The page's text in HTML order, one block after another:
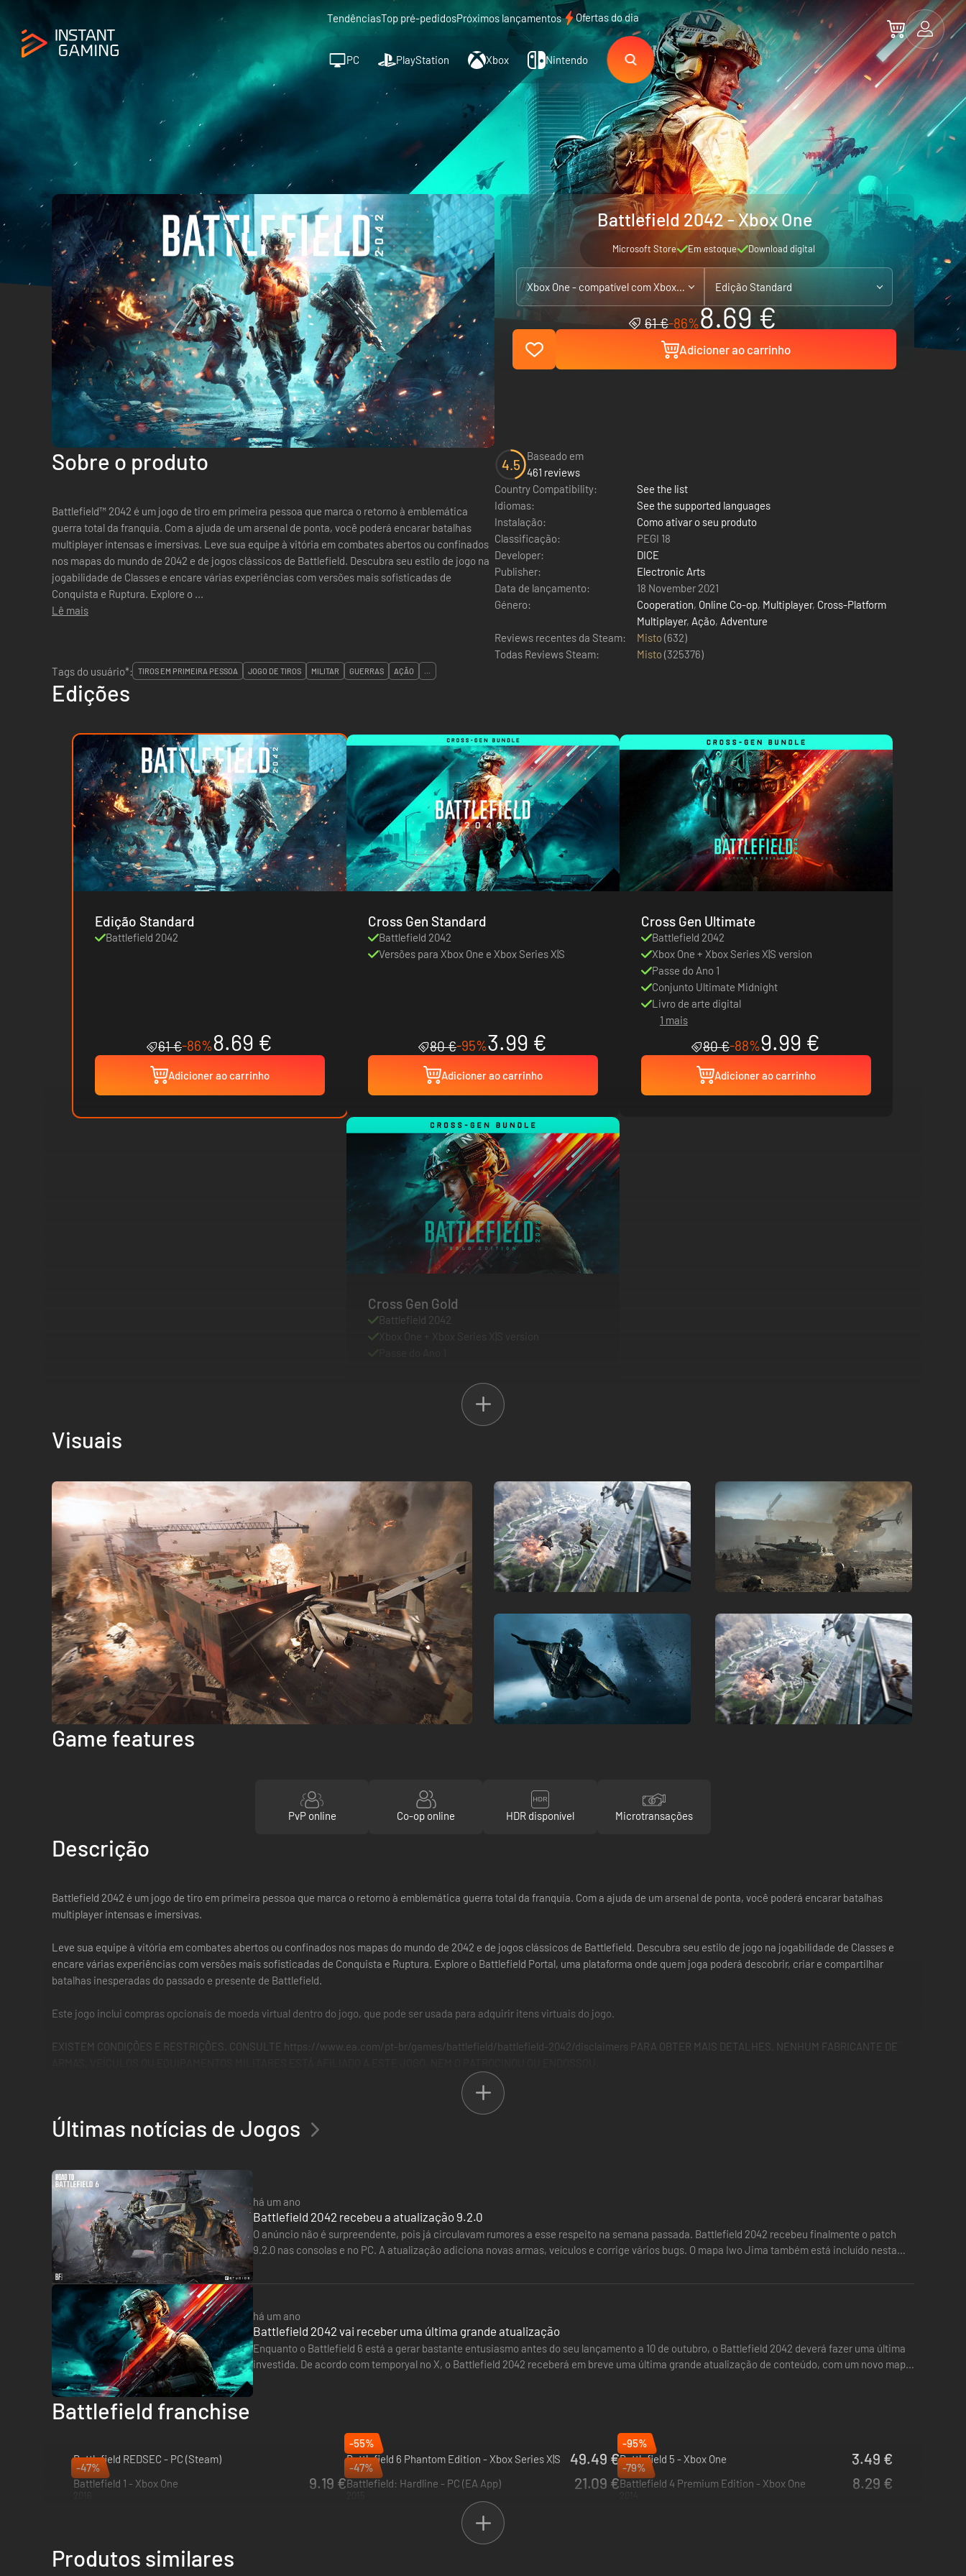
TendênciasTop pré-pedidosPróximos lançamentos Ofertas do dia
PC PlayStation Xbox Nintendo
Battlefield 2042 - Xbox One
Microsoft Store Em estoque Download digital
Xbox One - compatível com Xbox Series X|S Edição Standard
61 €-86%8.69 €
Adicioner ao carrinho
Sobre o produto
Battlefield™ 2042 é um jogo de tiro em primeira pessoa que marca o retorno à emblemática
guerra total da franquia. Com a ajuda de um arsenal de ponta, você poderá encarar batalhas
multiplayer intensas e imersivas. Leve sua equipe à vitória em combates abertos ou confinados
nos mapas do mundo de 2042 e de jogos clássicos de Battlefield. Descubra seu estilo de jogo na
jogabilidade de Classes e encare várias experiências com versões mais sofisticadas de
Conquista e Ruptura. Explore o ...
Lê mais
4.5
Baseado em
461 reviews
Country Compatibility:
See the list
Idiomas:
See the supported languages
Instalação:
Como ativar o seu produto
Classificação:
PEGI 18
Developer:
DICE
Publisher:
Electronic Arts
Data de lançamento:
18 November 2021
Género:
Cooperation, Online Co-op, Multiplayer, Cross-Platform
Multiplayer, Ação, Adventure
Reviews recentes da Steam:
Misto(632)
Todas Reviews Steam:
Misto(325376)
Tags do usuário*:
TIROS EM PRIMEIRA PESSOA JOGO DE TIROS MILITAR GUERRAS AÇÃO ...
Edições
Edição Standard
Battlefield 2042
61 €-86%8.69 €
Adicioner ao carrinho
Cross Gen Standard
Battlefield 2042
Versões para Xbox One e Xbox Series X|S
80 €-95%3.99 €
Adicioner ao carrinho
Cross Gen Ultimate
Battlefield 2042
Xbox One + Xbox Series X|S version
Passe do Ano 1
Conjunto Ultimate Midnight
Livro de arte digital
1 mais
80 €-88%9.99 €
Adicioner ao carrinho
Cross Gen Gold
Battlefield 2042
Xbox One + Xbox Series X|S version
Visuais
Game features
PvP online Co-op online HDR disponível Microtransações
Descrição
Battlefield 2042 é um jogo de tiro em primeira pessoa que marca o retorno à emblemática guerra total da franquia. Com a ajuda de um arsenal de ponta, você poderá encarar batalhas
multiplayer intensas e imersivas.
Leve sua equipe à vitória em combates abertos ou confinados nos mapas do mundo de 2042 e de jogos clássicos de Battlefield. Descubra seu estilo de jogo na jogabilidade de Classes e
encare várias experiências com versões mais sofisticadas de Conquista e Ruptura. Explore o Battlefield Portal, uma plataforma onde quem joga poderá descobrir, criar e compartilhar
batalhas inesperadas do passado e presente de Battlefield.
Este jogo inclui compras opcionais de moeda virtual dentro do jogo, que pode ser usada para adquirir itens virtuais do jogo.
EXISTEM CONDIÇÕES E RESTRIÇÕES. CONSULTE https://www.ea.com/pt-br/games/battlefield/battlefield-2042/disclaimers PARA OBTER MAIS DETALHES. NENHUM FABRICANTE DE
Últimas notícias de Jogos
há um ano
Battlefield 2042 recebeu a atualização 9.2.0
O anúncio não é surpreendente, pois já circulavam rumores a esse respeito na semana passada. Battlefield 2042 recebeu finalmente o patch
9.2.0 nas consolas e no PC. A atualização adiciona novas armas, veículos e corrige vários bugs. O mapa Iwo Jima também está incluído nesta
há um ano
Battlefield 2042 vai receber uma última grande atualização
Enquanto o Battlefield 6 está a gerar bastante entusiasmo antes do seu lançamento a 10 de outubro, o Battlefield 2042 deverá fazer uma última
investida. De acordo com temporyal no X, o Battlefield 2042 receberá em breve uma última grande atualização de conteúdo, com um novo mapa
Battlefield franchise
Battlefield REDSEC - PC (Steam)
2025
-55%
Battlefield 6 Phantom Edition - Xbox Series X|S
2025
49.49 €
-95%
Battlefield 5 - Xbox One
2018
3.49 €
-47%
Battlefield 1 - Xbox One
9.19 €
-47%
Battlefield: Hardline - PC (EA App)
21.09 €
-79%
Battlefield 4 Premium Edition - Xbox One
8.29 €
Produtos similares